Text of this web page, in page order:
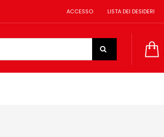
ACCESSO LISTA DEI DESIDERI